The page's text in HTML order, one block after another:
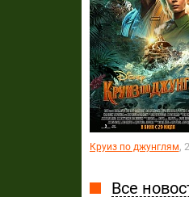
Круиз по джунглям,
Все